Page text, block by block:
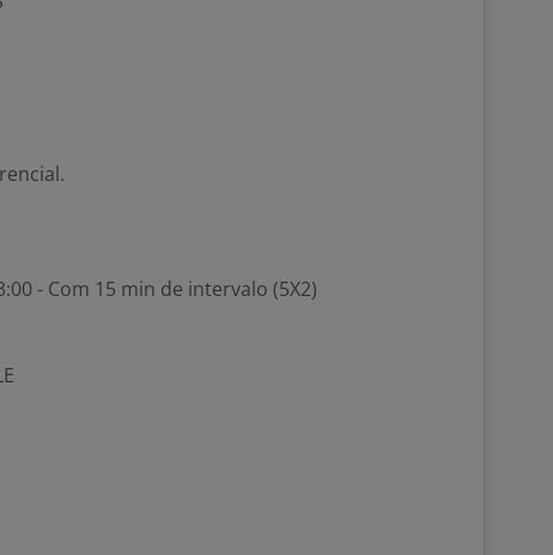
- Com 15 min de intervalo (5X2)